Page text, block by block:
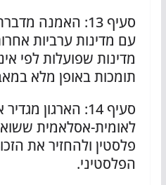
סעיף 13: האמנה
עם מדינות ערביות
מדינות שפועלות לפי
תומכות באופן מלא
סעיף 14: הארגון
לאומית-אסלאמית
פלסטין ולהחזיר את
הפלסטיני.